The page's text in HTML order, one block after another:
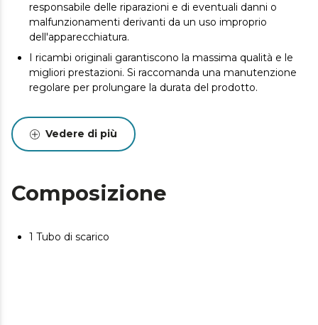
responsabile delle riparazioni e di eventuali danni o
malfunzionamenti derivanti da un uso improprio
dell'apparecchiatura.
I ricambi originali garantiscono la massima qualità e le
migliori prestazioni. Si raccomanda una manutenzione
regolare per prolungare la durata del prodotto.
Vedere di più
Composizione
1 Tubo di scarico